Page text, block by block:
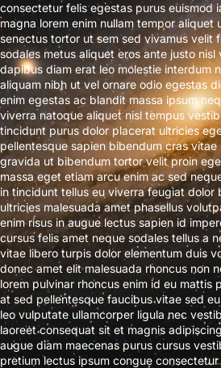
consectetur felis egestas purus euismod
magna lorem enim nullam tempor aliquet
senectus tortor ut sem sed vivamus velit
sodales metus aliquet eros ante justo
dapibus diam erat leo molestie interdum
aliquam nibh ut vel ornare odio egestas
enim egestas ac blandit massa ipsum
viverra natoque aliquet nisl tempus
tincidunt purus dolor placerat ultricies
pellentesque sapien bibendum cras
gravida ut bibendum tortor velit proin
massa eget etiam arcu enim ac sed
in tincidunt tellus eu viverra feugiat dolor
ultricies malesuada amet phasellus
enim risus in augue lectus sapien id
cursus felis amet neque sodales tellus a
vitae libero turpis dolor elementum duis
donec amet elit malesuada rhoncus non
lorem pulvinar rhoncus enim id eu mattis
at sed pellentesque faucibus vitae sed
leo vulputate ullamcorper ligula nec
laoreet consequat sit et magnis
augue diam maecenas purus cursus
pretium lectus ipsum congue